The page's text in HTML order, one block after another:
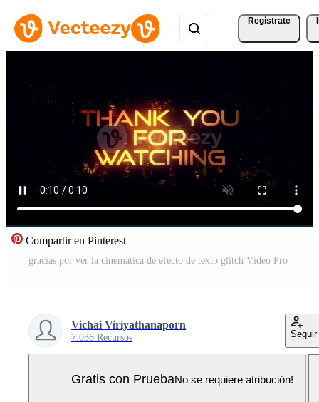
Regístrate
Compartir en Pinterest
gracias por ver la cinemática de efecto de texto glitch Vídeo Pro
Vichai Viriyathanaporn
7.036 Recursos Seguir
Gratis con PruebaNo se requiere atribución!